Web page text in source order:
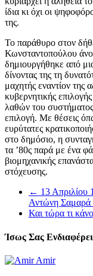
ίδια κι όχι οι
της.
Το παράθυρο στον
Κωνσταντοπούλου
δημιουργήθηκε από
δίνοντας της τη
μαχητής εναντίον της
κυβερνητικής
λαθών του
επιλογή. Με θέσεις
ευρύτατες
στο δημόσιο, η
τα ’80ς παρά με ένα
βιομηχανικής
στόχευσης.
← 13 Απριλίου
Αντώνη Σαμαρά
Και τώρα τι
Ίσως Σας Ενδιαφέρει